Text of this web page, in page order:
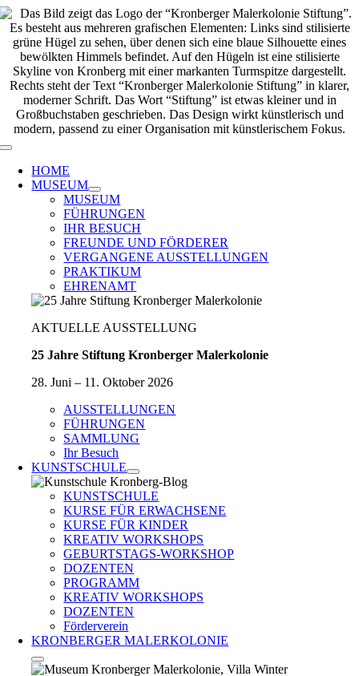
Zum
Inhalt
springen
Toggle
Navigation
HOME
MUSEUM
MUSEUM
FÜHRUNGEN
IHR BESUCH
FREUNDE UND FÖRDERER
VERGANGENE AUSSTELLUNGEN
PRAKTIKUM
EHRENAMT
AKTUELLE AUSSTELLUNG
25 Jahre Stiftung Kronberger Malerkolonie
28. Juni – 11. Oktober 2026
AUSSTELLUNGEN
FÜHRUNGEN
SAMMLUNG
Ihr Besuch
KUNSTSCHULE
KUNSTSCHULE
KURSE FÜR ERWACHSENE
KURSE FÜR KINDER
KREATIV WORKSHOPS
GEBURTSTAGS-WORKSHOP
DOZENTEN
PROGRAMM
KREATIV WORKSHOPS
DOZENTEN
Förderverein
KRONBERGER MALERKOLONIE